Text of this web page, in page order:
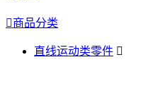
商品分类
直线运动类零件 